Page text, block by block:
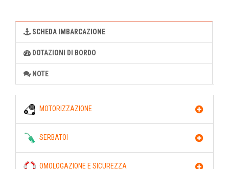
SCHEDA IMBARCAZIONE
DOTAZIONI DI BORDO
NOTE
MOTORIZZAZIONE
SERBATOI
OMOLOGAZIONE E SICUREZZA